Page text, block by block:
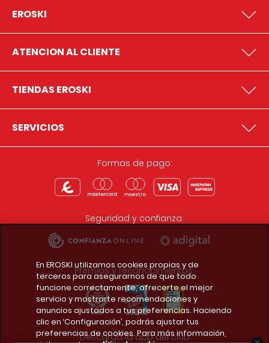
EROSKI
ATENCION AL CLIENTE
TIENDAS EROSKI
SERVICIOS
Formas de pago:
Seguridad y confianza:
Premios y reconocimientos:
Descarga la app del club
En EROSKI utilizamos cookies propias y de
terceros para asegurarnos de que todo
funcione correctamente, ofrecerte el mejor
servicio y mostrarte recomendaciones y
anuncios ajustados a tus preferencias. Haciendo
clic en ‘Configuración’, podrás ajustar tus
preferencias de cookies. Para más información,